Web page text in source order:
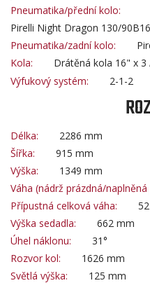
Pneumatika/přední kolo:
Pirelli Night Dragon 130/
Pneumatika/zadní kolo:
Kola:
Drátěná kola 16" x 3
Výfukový systém:
2-1-2
Délka:
2286 mm
Šířka:
915 mm
Výška:
1349 mm
Váha (nádrž prázdná/naplněná
Přípustná celková váha:
Výška sedadla:
662 mm
Úhel náklonu:
31°
Rozvor kol:
1626 mm
Světlá výška:
125 mm